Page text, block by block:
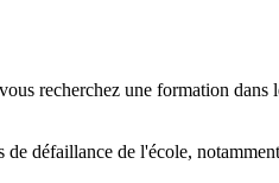
recherchez une formation dans
défaillance de l'école,